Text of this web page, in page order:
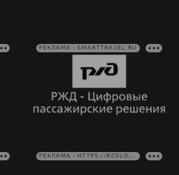
РЕКЛАМА • SMARTTRAVEL.RU
РЕКЛАМА • HTTPS://RZDLOG.RU/